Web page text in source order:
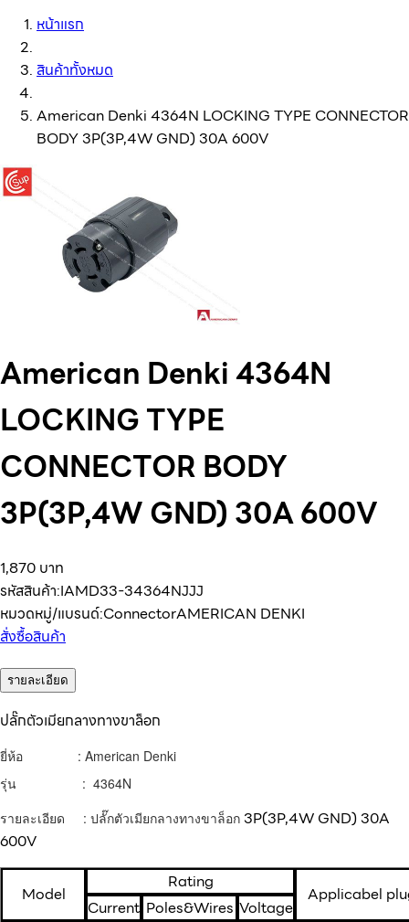
หน้าแรก
สินค้าทั้งหมด
American Denki 4364N LOCKING TYPE CONNECTOR
BODY 3P(3P,4W GND) 30A 600V
American Denki 4364N
LOCKING TYPE
CONNECTOR BODY
3P(3P,4W GND) 30A 600V
1,870 บาท
รหัสสินค้า:IAMD33-34364NJJJ
หมวดหมู่/แบรนด์:ConnectorAMERICAN DENKI
สั่งซื้อสินค้า
รายละเอียด
ปลั๊กตัวเมียกลางทางขาล็อก
ยี่ห้อ : American Denki
รุ่น : 4364N
รายละเอียด : ปลั๊กตัวเมียกลางทางขาล็อก 3P(3P,4W GND) 30A
600V
Model
Rating
Applicabel
Current Poles&Wires Voltage